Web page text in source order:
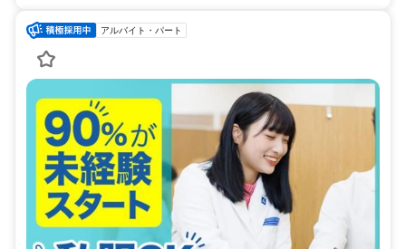
アルバイト・パート